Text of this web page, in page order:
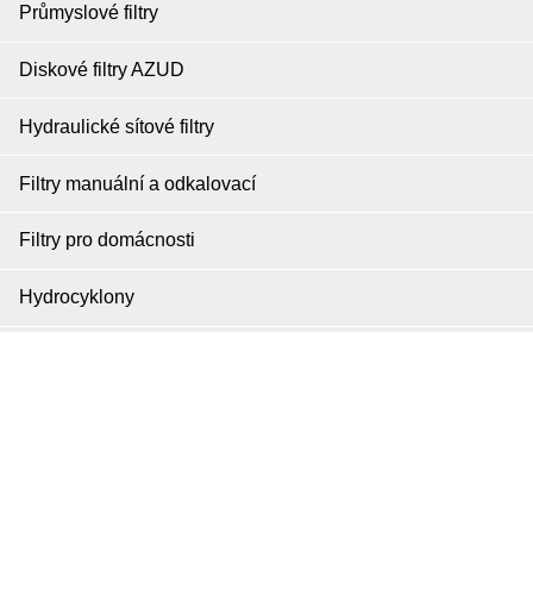
Průmyslové filtry
Diskové filtry AZUD
Hydraulické sítové filtry
Filtry manuální a odkalovací
Filtry pro domácnosti
Hydrocyklony